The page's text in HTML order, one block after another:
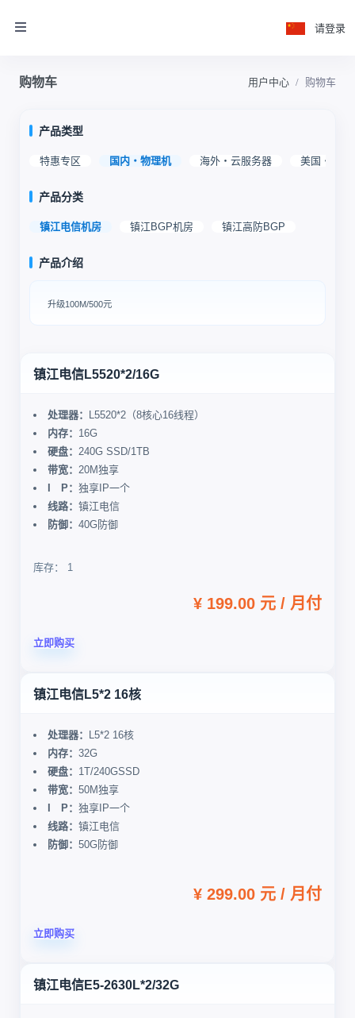
请登录
购物车 用户中心 购物车
产品类型
特惠专区 国内・物理机 海外・云服务器 美国・物理
产品分类
镇江电信机房 镇江BGP机房 镇江高防BGP
产品介绍
升级100M/500元
镇江电信L5520*2/16G
处理器：
L5520*2（8核心16线程）
内存： 16G
硬盘： 240G SSD/1TB
带宽： 20M独享
I P： 独享IP一个
线路： 镇江电信
防御： 40G防御
库存： 1
¥ 199.00 元 / 月付
立即购买
镇江电信L5*2 16核
处理器：
L5*2 16核
内存： 32G
硬盘： 1T/240GSSD
带宽： 50M独享
I P： 独享IP一个
线路： 镇江电信
防御： 50G防御
¥ 299.00 元 / 月付
立即购买
镇江电信E5-2630L*2/32G